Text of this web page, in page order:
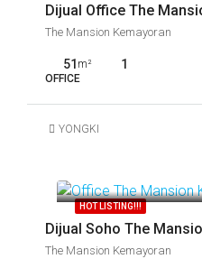
The Mansion Kemayoran
51 m² 1
OFFICE
YONGKI
HOT LISTING!!!
The Mansion Kemayoran